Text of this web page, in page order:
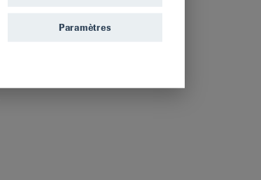
Paramètres